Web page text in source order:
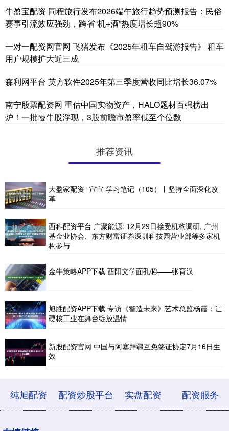
牛盈宝配资 同程旅行发布2026端午旅行趋势预测报告：民俗
赛事引流效应强劲，跨省“机+酒”热度增长超90%
一对一配资网官网 飞猪发布《2025年租车自驾游报告》 租车
用户规模扩大近三成
森利网平台 英方软件2025年第三季度营收同比增长36.07%
南宁股票配资网 重估中国实物资产，HALO题材百强榜出
炉！一批慢牛股浮现，3股前瞻市盈率低至个位数
推荐资讯
大盈家配资 “宣宣”学习笔记（105）丨坚持全面深化改
革
西科配资平台 广聚能源: 12月29日接受机构调研, 广州
基金业协会、东方财富证券深圳科技园营业部等多家机
构参与
金牛策略APP下载 酉阳文学面孔⑭——张育汉
旭胜配资APP下载 专访《智造未来》艺术总监杨霞：让
硬核工业在舞台绽放温情
新股配资官网 中国与阿塞拜疆互免签证协定7月16日生
效
纯旭配资 配资炒股平台 实盘配资 配资服务